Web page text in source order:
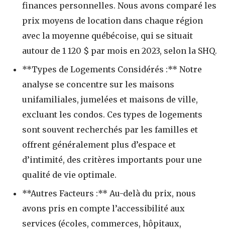
finances personnelles. Nous avons comparé les
prix moyens de location dans chaque région
avec la moyenne québécoise, qui se situait
autour de 1 120 $ par mois en 2023, selon la SHQ.
**Types de Logements Considérés :** Notre
analyse se concentre sur les maisons
unifamiliales, jumelées et maisons de ville,
excluant les condos. Ces types de logements
sont souvent recherchés par les familles et
offrent généralement plus d’espace et
d’intimité, des critères importants pour une
qualité de vie optimale.
**Autres Facteurs :** Au-delà du prix, nous
avons pris en compte l’accessibilité aux
services (écoles, commerces, hôpitaux,